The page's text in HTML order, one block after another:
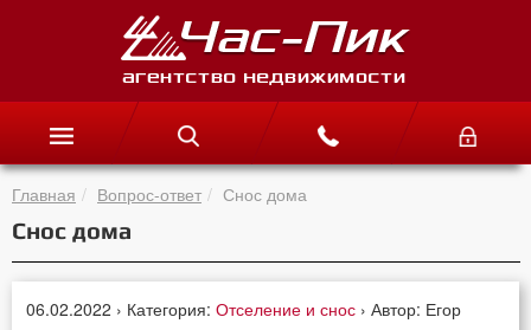
Главная Вопрос-ответ Снос дома
Снос дома
06.02.2022 › Категория:Отселение и снос › Автор: Егор